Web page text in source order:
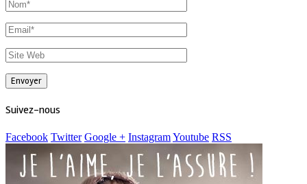
Suivez-nous
Facebook Twitter Google + InstagramYoutube RSS